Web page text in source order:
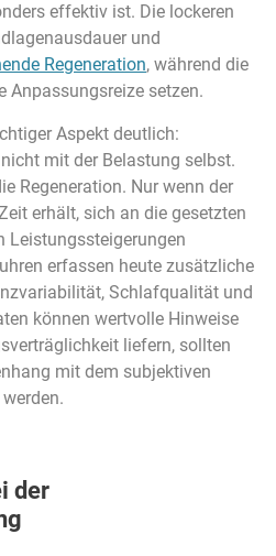
effektiv ist. Die lockeren
und
Regeneration, während die
Anpassungsreize setzen.
Aspekt deutlich:
mit der Belastung selbst.
Regeneration. Nur wenn der
erhält, sich an die gesetzten
Leistungssteigerungen
erfassen heute zusätzliche
Schlafqualität und
können wertvolle Hinweise
liefern, sollten
mit dem subjektiven
der